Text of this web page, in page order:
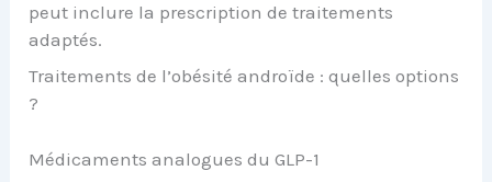
peut inclure la prescription de traitements
adaptés.
Traitements de l’obésité androïde : quelles options
?
Médicaments analogues du GLP-1